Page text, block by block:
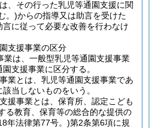
、その行った乳児等通園支援に関
。)からの指導又は助言を受けた
に従って必要な改善を行わなけ
支援事業の区分
業は、一般型乳児等通園支援事業
支援事業に区分する。
業とは、乳児等通園支援事業であ
当しないものをいう。
援事業とは、保育所、認定こども
る教育、保育等の総合的な提供の
年法律第77号。)第2条第6項に規